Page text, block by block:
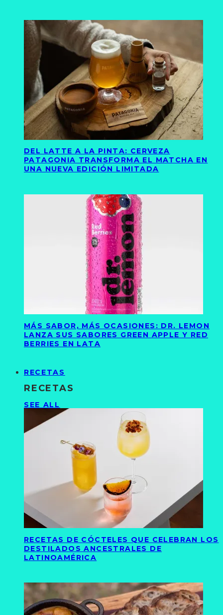
DEL LATTE A LA PINTA: CERVEZA
PATAGONIA TRANSFORMA EL MATCHA EN
UNA NUEVA EDICIÓN LIMITADA
MÁS SABOR, MÁS OCASIONES: DR. LEMON
LANZA SUS SABORES GREEN APPLE Y RED
BERRIES EN LATA
RECETAS
RECETAS
SEE ALL
RECETAS DE CÓCTELES QUE CELEBRAN LOS
DESTILADOS ANCESTRALES DE
LATINOAMÉRICA